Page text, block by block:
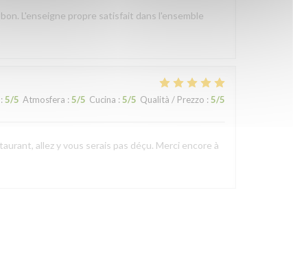
L'enseigne propre satisfait dans l'ensemble
: 5/5 Atmosfera : 5/5 Cucina : 5/5 Qualità / Prezzo : 5/5
allez y vous serais pas déçu. Merci encore à